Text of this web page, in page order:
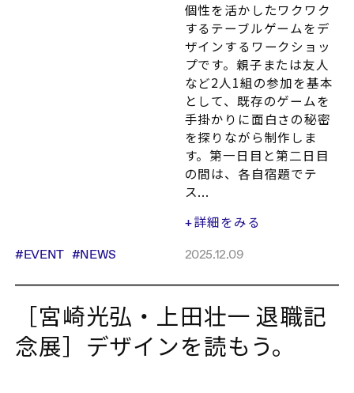
個性を活かしたワクワク
するテーブルゲームをデ
ザインするワークショッ
プです。親子または友人
など2人1組の参加を基本
として、既存のゲームを
手掛かりに面白さの秘密
を探りながら制作しま
す。第一日目と第二日目
の間は、各自宿題でテ
ス...
+詳細をみる
#EVENT #NEWS 2025.12.09
［宮崎光弘・上田壮一 退職記
念展］デザインを読もう。